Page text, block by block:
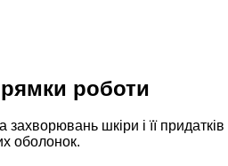
роботи
шкіри і її придатків
оболонок.